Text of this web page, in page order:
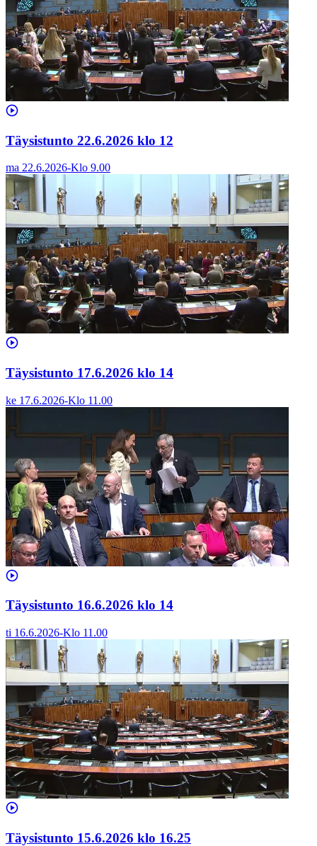
Täysistunto 22.6.2026 klo 12
ma 22.6.2026-Klo 9.00
Täysistunto 17.6.2026 klo 14
ke 17.6.2026-Klo 11.00
Täysistunto 16.6.2026 klo 14
ti 16.6.2026-Klo 11.00
Täysistunto 15.6.2026 klo 16.25